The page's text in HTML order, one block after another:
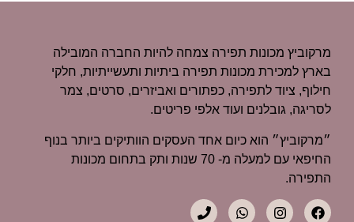
מרקוביץ מכונות תפירה צמחה להיות החברה המובילה
בארץ למכירת מכונות תפירה ביתיות ותעשייתיות, חלקי
חילוף, ציוד לתפירה, כפתורים ואביזרים, סרטים, צמר
לסריגה, גובלנים ועוד אלפי פריטים.
״מרקוביץ״ הוא כיום אחד העסקים הוותיקים ביותר בנוף
החיפאי עם למעלה מ- 70 שנות ותק בתחום מכונות
התפירה.